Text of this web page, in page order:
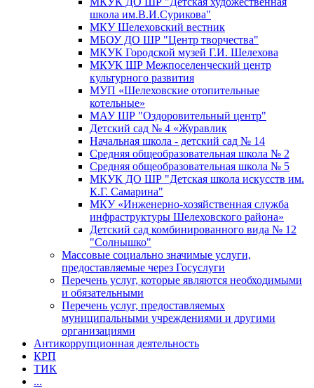
школа им.В.И.Сурикова"
МКУ Шелеховский вестник
МБОУ ДО ШР "Центр творчества"
МКУК Городской музей Г.И. Шелехова
МКУК ШР Межпоселенческий центр
культурного развития
МУП «Шелеховские отопительные
котельные»
МАУ ШР "Оздоровительный центр"
Детский сад № 4 «Журавлик
Начальная школа - детский сад № 14
Средняя общеобразовательная школа № 2
Средняя общеобразовательная школа № 5
МКУК ДО ШР "Детская школа искусств им.
К.Г. Самарина"
МКУ «Инженерно-хозяйственная служба
инфраструктуры Шелеховского района»
Детский сад комбинированного вида № 12
"Солнышко"
Массовые социально значимые услуги,
предоставляемые через Госуслуги
Перечень услуг, которые являются необходимыми
и обязательными
Перечень услуг, предоставляемых
муниципальными учреждениями и другими
организациями
Антикоррупционная деятельность
КРП
ТИК
...